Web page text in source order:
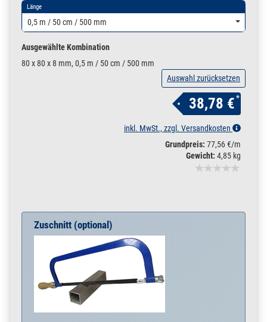
Länge
0,5 m / 50 cm / 500 mm
Ausgewählte Kombination
80 x 80 x 8 mm, 0,5 m / 50 cm / 500 mm
Auswahl zurücksetzen
38,78 €*
inkl. MwSt., zzgl. Versandkosten
Grundpreis: 77,56 €/m
Gewicht: 4,85 kg
Zuschnitt (optional)